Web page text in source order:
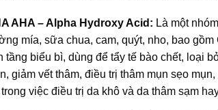
AHA – Alpha Hydroxy Acid: Là một
mía, sữa chua, cam, quýt, nho, bao
tầng biểu bì, dùng để tẩy tế bào chết, loại
giảm vết thâm, điều trị thâm mụn sẹo
việc điều trị da khô và da thâm sạm